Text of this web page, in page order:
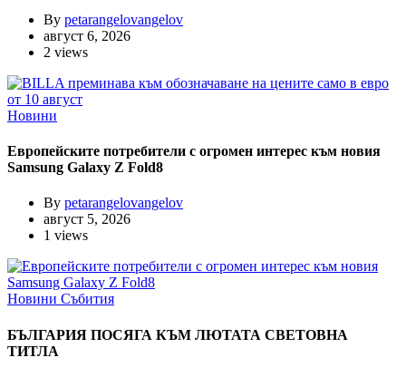
By petarangelovangelov
август 6, 2026
2 views
Новини
Европейските потребители с огромен интерес към новия
Samsung Galaxy Z Fold8
By petarangelovangelov
август 5, 2026
1 views
Новини Събития
БЪЛГАРИЯ ПОСЯГА КЪМ ЛЮТАТА СВЕТОВНА
ТИТЛА